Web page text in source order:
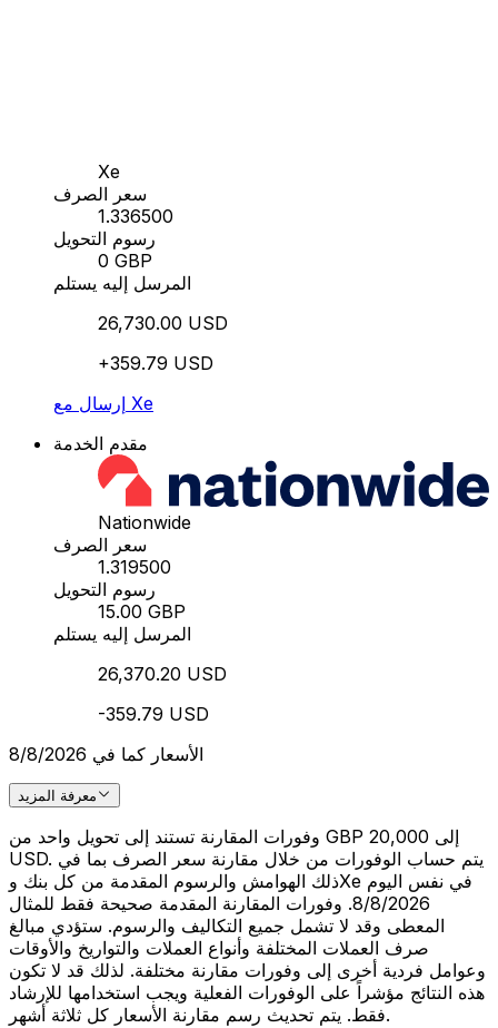
Xe
سعر الصرف
1.336500
رسوم التحويل
0 GBP
المرسل إليه يستلم
26,730.00 USD
+359.79 USD
إرسال مع Xe
مقدم الخدمة
Nationwide
سعر الصرف
1.319500
رسوم التحويل
15.00 GBP
المرسل إليه يستلم
26,370.20 USD
-359.79 USD
الأسعار كما في 8/8/2026
معرفة المزيد
وفورات المقارنة تستند إلى تحويل واحد من GBP 20,000 إلى
USD. يتم حساب الوفورات من خلال مقارنة سعر الصرف بما في
ذلك الهوامش والرسوم المقدمة من كل بنك وXe في نفس اليوم
8/8/2026. وفورات المقارنة المقدمة صحيحة فقط للمثال
المعطى وقد لا تشمل جميع التكاليف والرسوم. ستؤدي مبالغ
صرف العملات المختلفة وأنواع العملات والتواريخ والأوقات
وعوامل فردية أخرى إلى وفورات مقارنة مختلفة. لذلك قد لا تكون
هذه النتائج مؤشراً على الوفورات الفعلية ويجب استخدامها للإرشاد
فقط. يتم تحديث رسم مقارنة الأسعار كل ثلاثة أشهر.